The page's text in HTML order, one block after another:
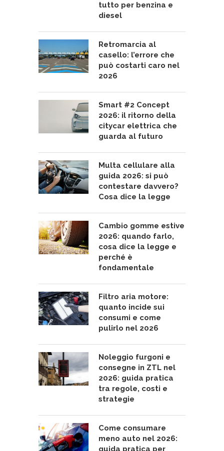
tutto per benzina e
diesel
Retromarcia al
casello: l’errore che
può costarti caro nel
2026
Smart #2 Concept
2026: il ritorno della
citycar elettrica che
guarda al futuro
Multa cellulare alla
guida 2026: si può
contestare davvero?
Cosa dice la legge
Cambio gomme estive
2026: quando farlo,
cosa dice la legge e
perché è
fondamentale
Filtro aria motore:
quanto incide sui
consumi e come
pulirlo nel 2026
Noleggio furgoni e
consegne in ZTL nel
2026: guida pratica
tra regole, costi e
strategie
Come consumare
meno auto nel 2026:
guida pratica per